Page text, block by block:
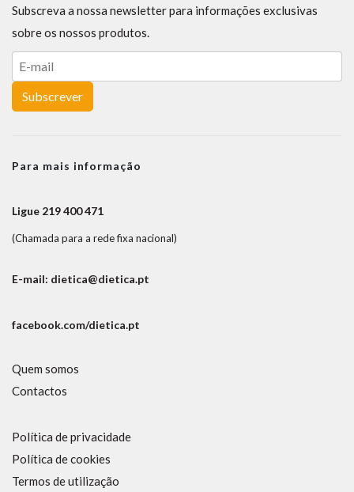
Subscreva a nossa newsletter para informações exclusivas
sobre os nossos produtos.
Subscrever
Para mais informação
Ligue 219 400 471
(Chamada para a rede fixa nacional)
E-mail: dietica@dietica.pt
facebook.com/dietica.pt
Quem somos
Contactos
Política de privacidade
Política de cookies
Termos de utilização